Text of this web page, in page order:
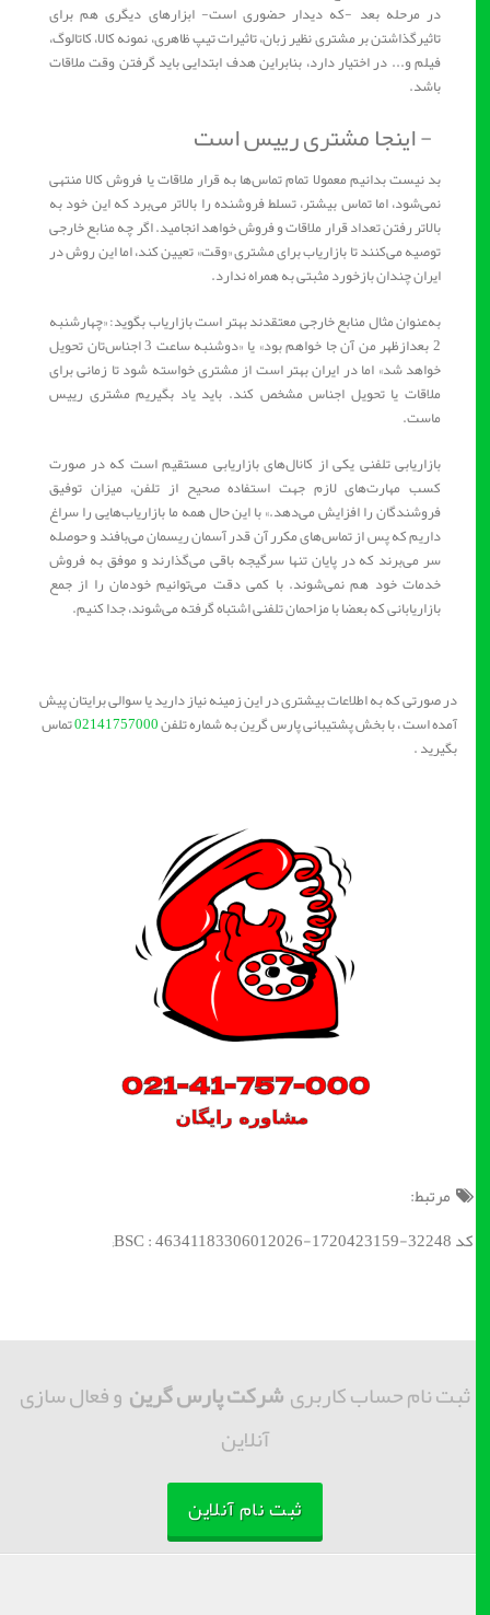
در مرحله بعد -که دیدار حضوری است- ابزارهای دیگری هم برای
تاثیرگذاشتن بر مشتری نظیر زبان، تاثیرات تیپ ظاهری، نمونه كالا، كاتالوگ،
فیلم و... در اختیار دارد، بنا‌بر‌این هدف ابتدایی باید گرفتن وقت ملاقات
باشد.
- اینجا مشتری رییس است
بد نیست بدانیم معمولا تمام تماس‌ها به قرار ملاقات یا فروش کالا منتهی
نمی‌شود، اما تماس بیشتر، تسلط فروشنده را بالاتر می‌برد که این خود به
بالاتر رفتن تعداد قرار ملاقات و فروش خواهد انجامید. اگر چه منابع خارجی
توصیه می‌کنند تا بازاریاب برای مشتری «وقت» تعیین کند، اما این روش در
ایران چندان بازخورد مثبتی به همراه ندارد.
به‌عنوان مثال منابع خارجی معتقدند بهتر است بازاریاب بگوید: «چهارشنبه
2 بعدازظهر من آن جا خواهم بود» یا «دوشنبه ساعت 3 اجناس‌تان تحویل
خواهد شد» اما در ایران بهتر است از مشتری خواسته شود تا زمانی برای
ملاقات یا تحویل اجناس مشخص کند. باید یاد بگیریم مشتری رییس
ماست.
بازاریابی تلفنی یكی از كانال‌های بازاریابی مستقیم است كه در صورت
كسب مهارت‌های لازم جهت استفاده صحیح از تلفن، میزان توفیق
فروشندگان را افزایش می‌دهد.» با این حال همه ما بازاریاب‌هایی را سراغ
داریم که پس از تماس‌های مکرر آن قدر آسمان ریسمان می‌بافند و حوصله
سر می‌برند که در پایان تنها سرگیجه باقی می‌گذارند و موفق به فروش
خدمات خود هم نمی‌شوند. با کمی دقت می‌توانیم خودمان را از جمع
بازاریابانی که بعضا با مزاحمان تلفنی اشتباه گرفته می‌شوند، جدا کنیم.
در صورتی که به اطلاعات بیشتری در این زمینه نیاز دارید یا سوالی برایتان پیش
آمده است ، با بخش پشتیبانی پارس گرین به شماره تلفن02141757000تماس
بگیرید .
مرتبط:
کد BSC : 46341183306012026-1720423159-32248;
ثبت نام حساب کاربریشرکت پارس گرینو فعال سازی
آنلاین
ثبت نام آنلاین